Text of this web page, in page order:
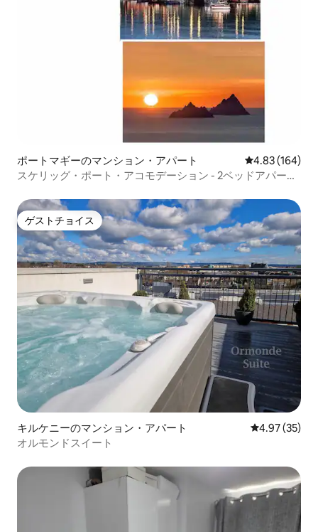
ポートマギーのマンション・アパート レビュー164
4.83 (164)
スケリッグ・ポート・アコモデーション - 2ベッドアパート
ゲストチョイス
ゲストチョイス
キルケニーのマンション・アパート レビュー35
4.97 (35)
オルモンドスイート